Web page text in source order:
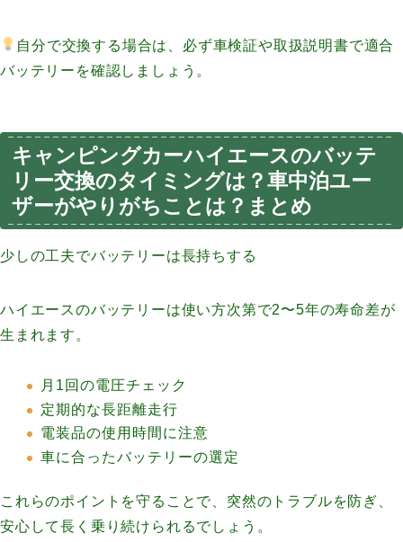
自分で交換する場合は、必ず車検証や取扱説明書で適合
バッテリーを確認しましょう。
キャンピングカーハイエースのバッテ
リー交換のタイミングは？車中泊ユー
ザーがやりがちことは？まとめ
少しの工夫でバッテリーは長持ちする
ハイエースのバッテリーは使い方次第で2〜5年の寿命差が
生まれます。
月1回の電圧チェック
定期的な長距離走行
電装品の使用時間に注意
車に合ったバッテリーの選定
これらのポイントを守ることで、突然のトラブルを防ぎ、
安心して長く乗り続けられるでしょう。